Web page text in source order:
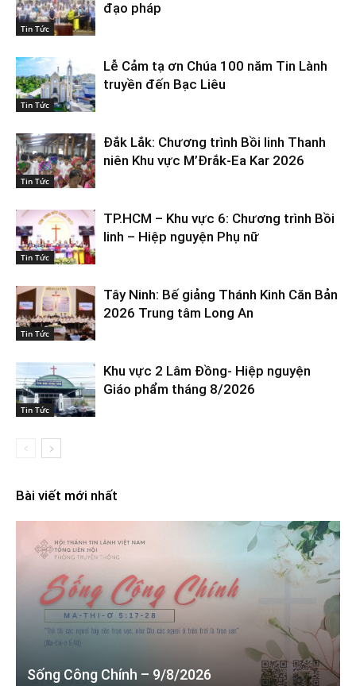
Tin Tức
đạo pháp
Tin Tức
Lễ Cảm tạ ơn Chúa 100 năm Tin Lành
truyền đến Bạc Liêu
Tin Tức
Đắk Lắk: Chương trình Bồi linh Thanh
niên Khu vực M’Đrắk-Ea Kar 2026
Tin Tức
TP.HCM – Khu vực 6: Chương trình Bồi
linh – Hiệp nguyện Phụ nữ
Tin Tức
Tây Ninh: Bế giảng Thánh Kinh Căn Bản
2026 Trung tâm Long An
Tin Tức
Khu vực 2 Lâm Đồng- Hiệp nguyện
Giáo phẩm tháng 8/2026
Bài viết mới nhất
Sống Công Chính – 9/8/2026